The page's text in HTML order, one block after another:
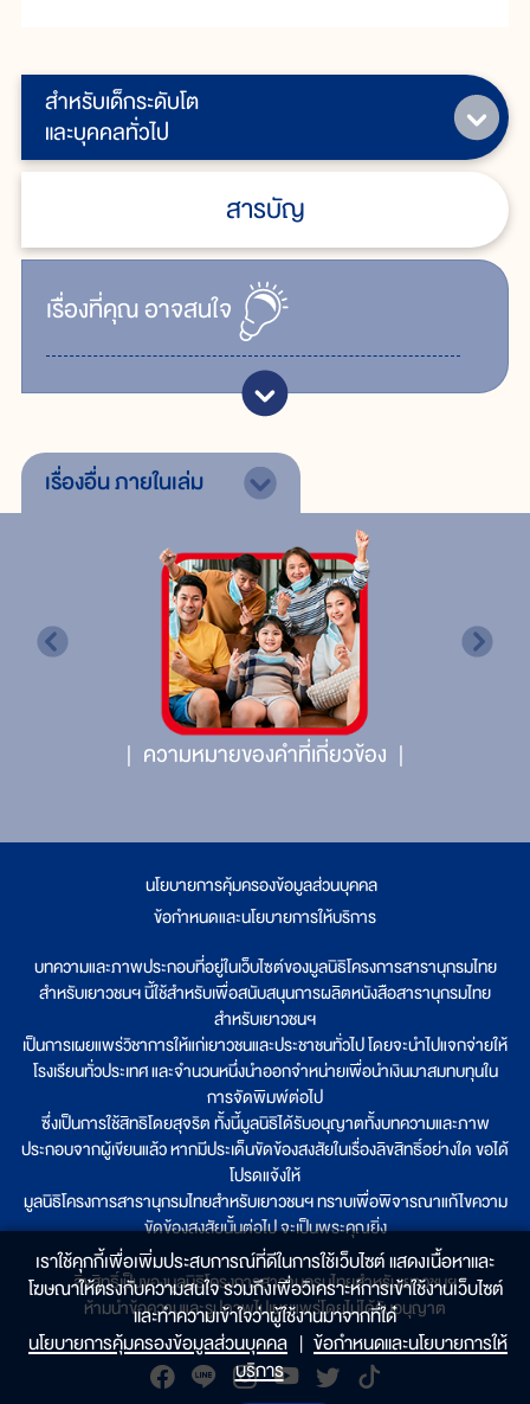
สำหรับเด็กระดับโต
และบุคคลทั่วไป
สารบัญ
เรื่ิองที่คุณอาจสนใจ
เรื่องอื่นภายในเล่ม
ความหมายของคำที่เกี่ยวข้อง
นโยบายการคุ้มครองข้อมูลส่วนบุคคล
ข้อกำหนดและนโยบายการให้บริการ
บทความและภาพประกอบที่อยู่ในเว็บไซต์ของมูลนิธิโครงการสารานุกรมไทย
สำหรับเยาวชนฯ นี้ใช้สำหรับเพื่อสนับสนุนการผลิตหนังสือสารานุกรมไทย
สำหรับเยาวชนฯ
เป็นการเผยแพร่วิชาการให้แก่เยาวชนและประชาชนทั่วไป โดยจะนำไปแจกจ่ายให้
โรงเรียนทั่วประเทศ และจำนวนหนึ่งนำออกจำหน่ายเพื่อนำเงินมาสมทบทุนใน
การจัดพิมพ์ต่อไป
ซึ่งเป็นการใช้สิทธิโดยสุจริต ทั้งนี้มูลนิธิได้รับอนุญาตทั้งบทความและภาพ
ประกอบจากผู้เขียนแล้ว หากมีประเด็นขัดข้องสงสัยในเรื่องลิขสิทธิ์อย่างใด ขอได้
โปรดแจ้งให้
มูลนิธิโครงการสารานุกรมไทยสำหรับเยาวชนฯ ทราบเพื่อพิจารณาแก้ไขความ
ขัดข้องสงสัยนั้นต่อไป จะเป็นพระคุณยิ่ง
ลิขสิทธิ์เป็นของมูลนิธิโครงการสารานุกรมไทยสำหรับเยาวชนฯ
ห้ามนำข้อความและรูปภาพไปเผยแพร่โดยไม่ได้รับอนุญาต
เราใช้คุกกี้เพื่อเพิ่มประสบการณ์ที่ดีในการใช้เว็บไซต์ แสดงเนื้อหาและ
โฆษณาให้ตรงกับความสนใจ รวมถึงเพื่อวิเคราะห์การเข้าใช้งานเว็บไซต์
และทำความเข้าใจว่าผู้ใช้งานมาจากที่ใด๋
นโยบายการคุ้มครองข้อมูลส่วนบุคคล | ข้อกำหนดและนโยบายการให้
บริการ